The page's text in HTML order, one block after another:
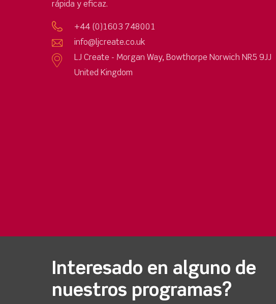
rápida y eficaz.
+44 (0)1603 748001
info@ljcreate.co.uk
LJ Create - Morgan Way, Bowthorpe Norwich NR5 9JJ
United Kingdom
Interesado en alguno de
nuestros programas?